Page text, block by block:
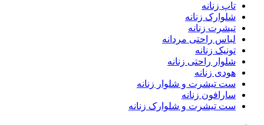
تاپ زنانه
شلوارک زنانه
تیشرت زنانه
لباس راحتی مردانه
تونیک زنانه
شلوار راحتی زنانه
هودی زنانه
ست تیشرت و شلوار زنانه
سارافون زنانه
ست تیشرت و شلوارک زنانه